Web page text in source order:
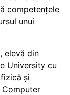
competențele
unui
elevă din
University cu
și
Computer